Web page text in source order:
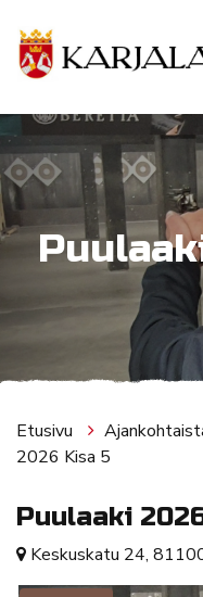
Etusivu
2026 Kisa 5
Puulaaki
Keskuskatu 24,